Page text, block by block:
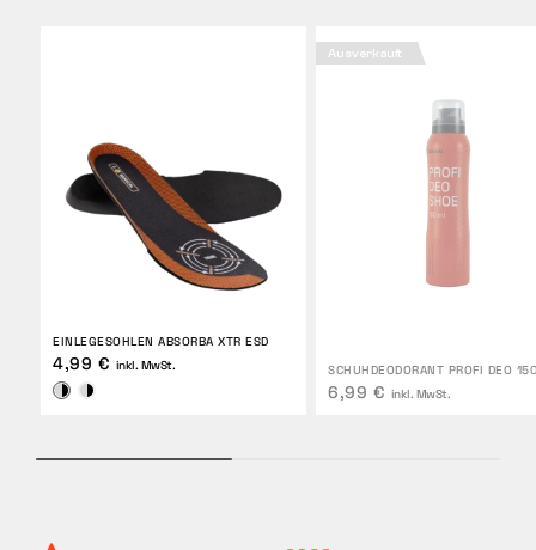
EINLEGESOHLEN ABSORBA XTR ESD
4,99 € inkl. MwSt.
Ausverkauft
SCHUHDEODORANT PROFI DEO
6,99 € inkl. MwSt.